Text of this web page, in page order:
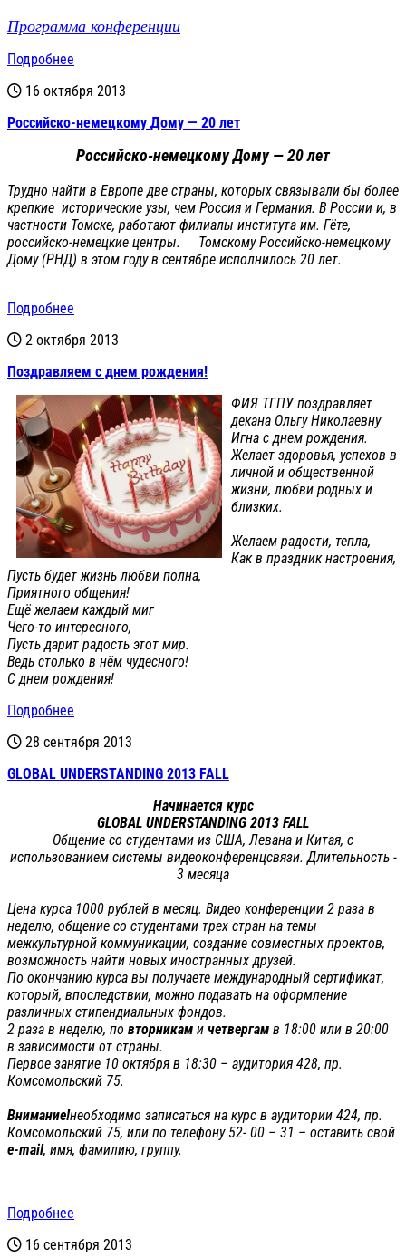
Программа конференции
Подробнее
16 октября 2013
Российско-немецкому Дому — 20 лет
Российско-немецкому Дому — 20 лет
Трудно найти в Европе две страны, которых связывали бы более
крепкие исторические узы, чем Россия и Германия. В России и, в
частности Томске, работают филиалы института им. Гёте,
российско-немецкие центры. Томскому Российско-немецкому
Дому (РНД) в этом году в сентябре исполнилось 20 лет.
Подробнее
2 октября 2013
Поздравляем с днем рождения!
ФИЯ ТГПУ поздравляет
декана Ольгу Николаевну
Игна с днем рождения.
Желает здоровья, успехов в
личной и общественной
жизни, любви родных и
близких.
Желаем радости, тепла,
Как в праздник настроения,
Пусть будет жизнь любви полна,
Приятного общения!
Ещё желаем каждый миг
Чего-то интересного,
Пусть дарит радость этот мир.
Ведь столько в нём чудесного!
С днем рождения!
Подробнее
28 сентября 2013
GLOBAL UNDERSTANDING 2013 FALL
Начинается курс
GLOBAL UNDERSTANDING 2013 FALL
Общение со студентами из США, Левана и Китая, с
использованием системы видеоконференцсвязи. Длительность -
3 месяца
Цена курса 1000 рублей в месяц. Видео конференции 2 раза в
неделю, общение со студентами трех стран на темы
межкультурной коммуникации, создание совместных проектов,
возможность найти новых иностранных друзей.
По окончанию курса вы получаете международный сертификат,
который, впоследствии, можно подавать на оформление
различных стипендиальных фондов.
2 раза в неделю, по вторникам и четвергам в 18:00 или в 20:00
в зависимости от страны.
Первое занятие 10 октября в 18:30 – аудитория 428, пр.
Комсомольский 75.
Внимание!необходимо записаться на курс в аудитории 424, пр.
Комсомольский 75, или по телефону 52- 00 – 31 – оставить свой
e-mail, имя, фамилию, группу.
Подробнее
16 сентября 2013